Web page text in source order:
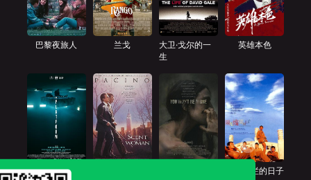
巴黎夜旅人 兰戈
大卫·戈尔的一
生
英雄本色
饥饿站台 阳光灿烂的日子